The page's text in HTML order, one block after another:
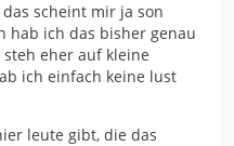
scheint mir ja son
hab ich das bisher genau
eher auf kleine
ich einfach keine lust
leute gibt, die das